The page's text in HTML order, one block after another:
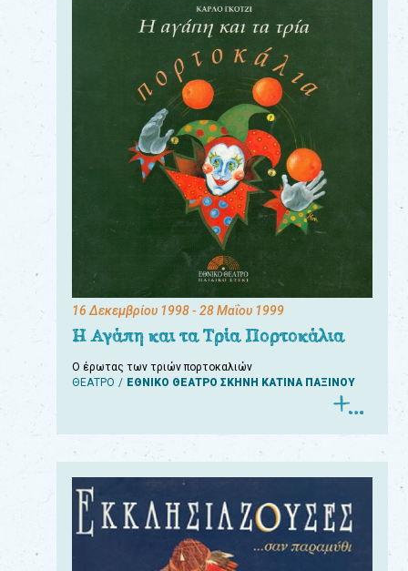
16 Δεκεμβρίου 1998- 28 Μαΐου 1999
Η Αγάπη και τα Τρία Πορτοκάλια
Ο έρωτας των τριών πορτοκαλιών
ΘΕΑΤΡΟ
ΕΘΝΙΚΟ ΘΕΑΤΡΟ ΣΚΗΝΗ ΚΑΤΙΝΑ ΠΑΞΙΝΟΥ